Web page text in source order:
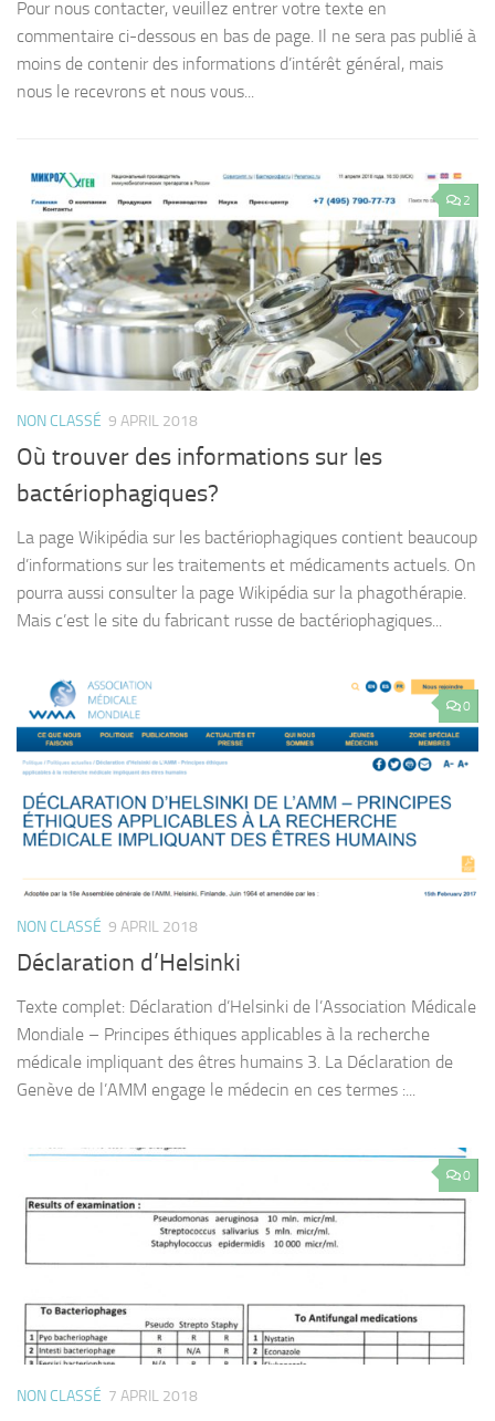
nous contacter, veuillez entrer votre texte en
ci-dessous en bas de page. Il ne sera pas publié à
de contenir des informations d’intérêt général, mais
le recevrons et nous vous...
2
NON CLASSÉ 9 APRIL 2018
Où trouver des informations sur les
bactériophagiques?
La page Wikipédia sur les bactériophagiques contient beaucoup
d’informations sur les traitements et médicaments actuels. On
pourra aussi consulter la page Wikipédia sur la phagothérapie.
Mais c’est le site du fabricant russe de bactériophagiques...
0
NON CLASSÉ 9 APRIL 2018
Déclaration d’Helsinki
Texte complet: Déclaration d’Helsinki de l’Association Médicale
Mondiale – Principes éthiques applicables à la recherche
médicale impliquant des êtres humains 3. La Déclaration de
Genève de l’AMM engage le médecin en ces termes :...
0
NON CLASSÉ 7 APRIL 2018